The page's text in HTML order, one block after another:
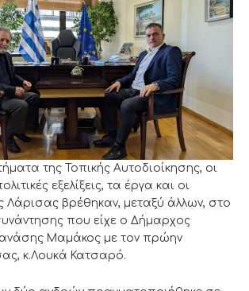
της Τοπικής Αυτοδιοίκησης, οι
εξελίξεις, τα έργα και οι
Λάρισας βρέθηκαν, μεταξύ άλλων, στο
που είχε ο Δήμαρχος
Μαμάκος με τον πρώην
κ.Λουκά Κατσαρό.